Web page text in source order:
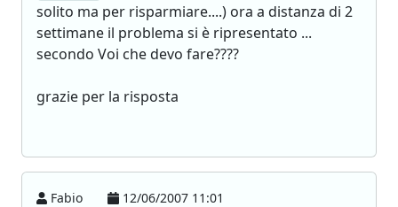
solito ma per risparmiare....) ora a distanza di 2
settimane il problema si è ripresentato ...
secondo Voi che devo fare????
grazie per la risposta
Fabio 12/06/2007 11:01